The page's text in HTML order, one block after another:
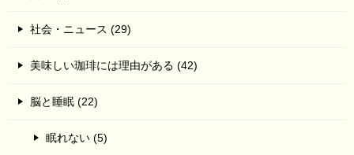
社会・ニュース (29)
美味しい珈琲には理由がある (42)
脳と睡眠 (22)
眠れない (5)